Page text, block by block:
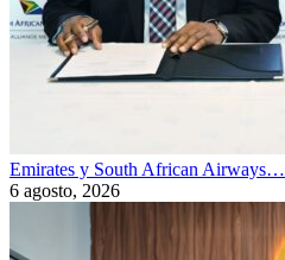
Emirates y South African Airways…
6 agosto, 2026